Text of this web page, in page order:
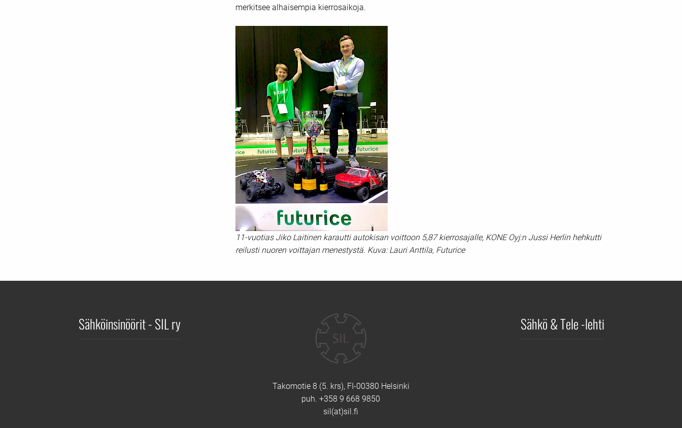
merkitsee alhaisempia kierrosaikoja.
11-vuotias Jiko Laitinen karautti autokisan voittoon 5,87 kierrosajalle, KONE Oyj:n Jussi Herlin hehkutti
reilusti nuoren voittajan menestystä. Kuva: Lauri Anttila, Futurice
Sähköinsinöörit - SIL ry
Takomotie 8 (5. krs), FI-00380 Helsinki
puh. +358 9 668 9850
sil(at)sil.fi
Sähkö & Tele -lehti